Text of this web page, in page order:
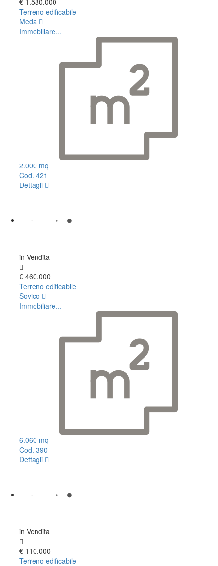
Terreno edificabile
Meda
Immobiliare...
2.000 mq
Cod. 421
Dettagli
in Vendita
€ 460.000
Terreno edificabile
Sovico
Immobiliare...
6.060 mq
Cod. 390
Dettagli
in Vendita
€ 110.000
Terreno edificabile